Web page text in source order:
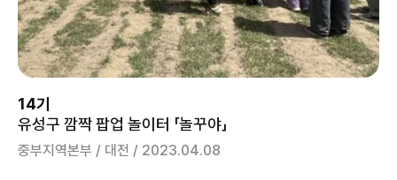
14기
유성구 깜짝 팝업 놀이터 「놀꾸야」
중부지역본부 / 대전 / 2023.04.08